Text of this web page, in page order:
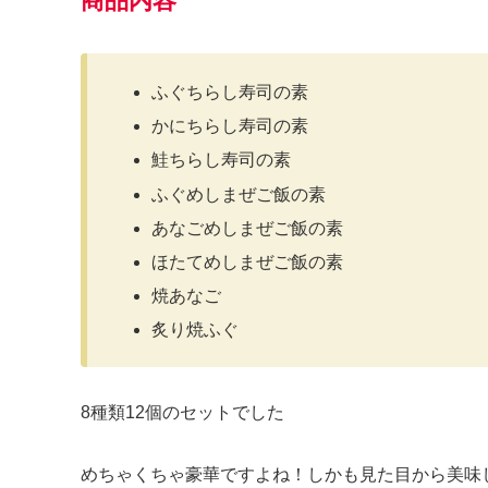
ふぐちらし寿司の素
かにちらし寿司の素
鮭ちらし寿司の素
ふぐめしまぜご飯の素
あなごめしまぜご飯の素
ほたてめしまぜご飯の素
焼あなご
炙り焼ふぐ
8種類12個のセットでした
めちゃくちゃ豪華ですよね！しかも見た目から美味